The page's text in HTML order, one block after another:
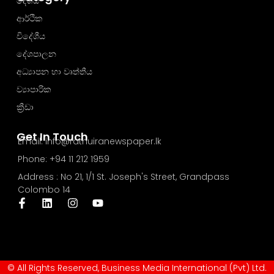
Get In Touch
Email: info@rathuiranewspaper.lk
Phone: +94 11 212 1959
Address : No 21, 1/1 St. Joseph's Street, Grandpass
Colombo 14
ආර්ථික
විදේශීය
දේශපාලන
අධ්‍යාපන හා වෘත්තීය
ව්‍යාපාරික
ක්‍රීඩා
© All Rights Reserved, Business Media International (Pvt) Ltd.